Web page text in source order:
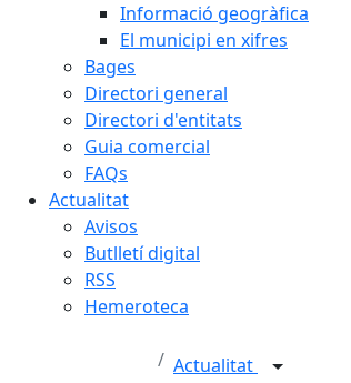
Informació geogràfica
El municipi en xifres
Bages
Directori general
Directori d'entitats
Guia comercial
FAQs
Actualitat
Avisos
Butlletí digital
RSS
Hemeroteca
Actualitat